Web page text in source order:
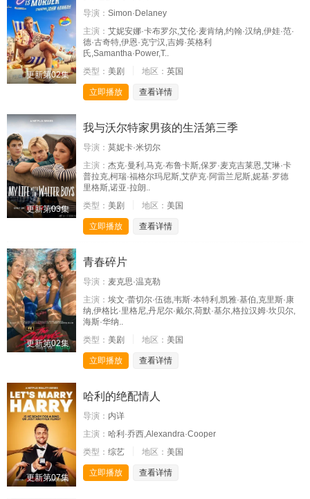
更新第02集
导演： Simon·Delaney
主演： 艾妮安娜·卡布罗尔,艾伦·麦肯纳,约翰·汉纳,伊娃·范·
德·古奇特,伊恩·克宁汉,吉姆·英格利
氏,Samantha·Power,T..
类型： 美剧 地区： 英国
立即播放 查看详情
更新第03集
我与沃尔特家男孩的生活第三季
导演： 莫妮卡·米切尔
主演： 杰克·曼利,马克·布鲁卡斯,保罗·麦克吉莱恩,艾琳·卡
普拉克,柯瑞·福格尔玛尼斯,艾萨克·阿雷兰尼斯,妮基·罗德
里格斯,诺亚·拉朗..
类型： 美剧 地区： 美国
立即播放 查看详情
更新第02集
青春碎片
导演： 麦克思·温克勒
主演： 埃文·蕾切尔·伍德,韦斯·本特利,凯雅·基伯,克里斯·康
纳,伊格比·里格尼,丹尼尔·戴尔,荷默·基尔,格拉汉姆·坎贝尔,
海斯·华纳..
类型： 美剧 地区： 美国
立即播放 查看详情
更新第07集
哈利的绝配情人
导演： 内详
主演： 哈利·乔西,Alexandra·Cooper
类型： 综艺 地区： 美国
立即播放 查看详情